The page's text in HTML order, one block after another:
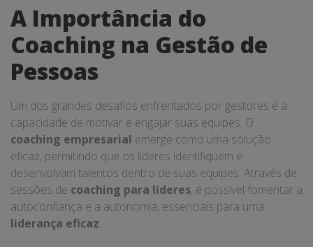
A Importância do
Coaching na Gestão de
Pessoas
Um dos grandes desafios enfrentados por gestores é a
capacidade de motivar e engajar suas equipes. O
coaching empresarial emerge como uma solução
eficaz, permitindo que os líderes identifiquem e
desenvolvam talentos dentro de suas equipes. Através de
sessões de coaching para líderes, é possível fomentar a
autoconfiança e a autonomia, essenciais para uma
liderança eficaz.